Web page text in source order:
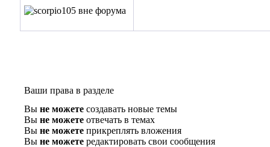
Ваши права в разделе
Вы не можете создавать новые темы
Вы не можете отвечать в темах
Вы не можете прикреплять вложения
Вы не можете редактировать свои сообщения